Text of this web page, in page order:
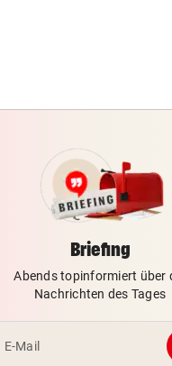
Briefing
Abends topinformiert über
Nachrichten des Tages
E-Mail